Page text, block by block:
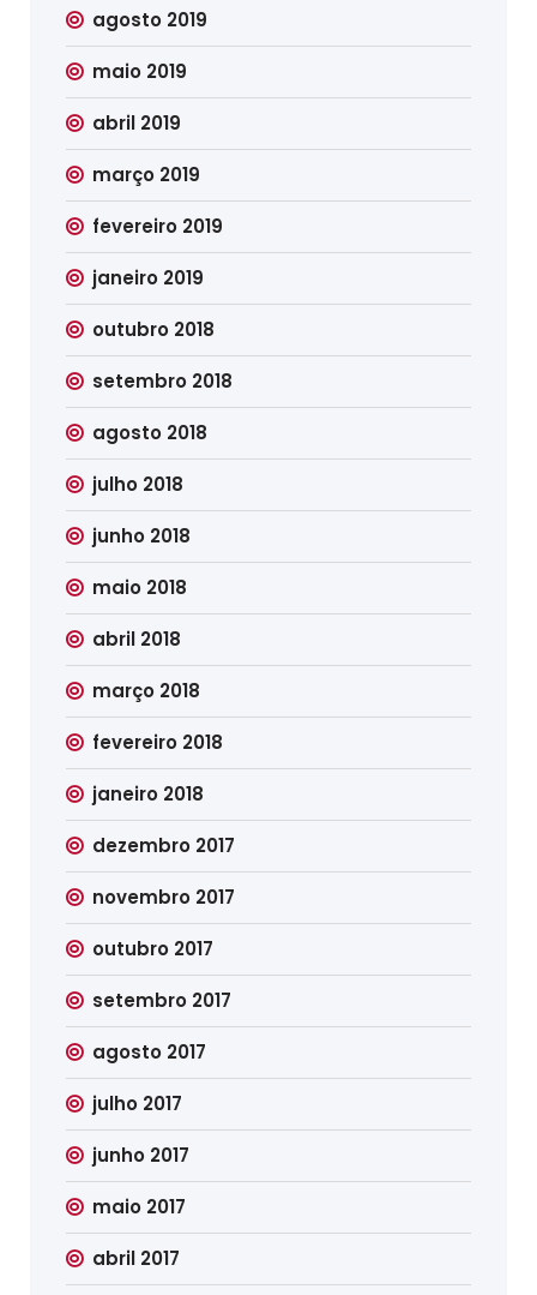
agosto 2019
maio 2019
abril 2019
março 2019
fevereiro 2019
janeiro 2019
outubro 2018
setembro 2018
agosto 2018
julho 2018
junho 2018
maio 2018
abril 2018
março 2018
fevereiro 2018
janeiro 2018
dezembro 2017
novembro 2017
outubro 2017
setembro 2017
agosto 2017
julho 2017
junho 2017
maio 2017
abril 2017